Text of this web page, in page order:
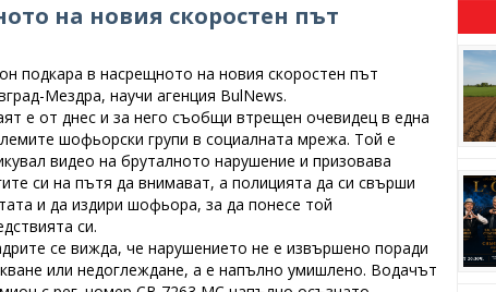
на новия скоростен път
подкара в насрещното на новия скоростен път
Мездра, научи агенция BulNews.
е от днес и за него съобщи втрещен очевидец в една
шофьорски групи в социалната мрежа. Той е
видео на бруталното нарушение и призовава
си на пътя да внимават, а полицията да си свърши
и да издири шофьора, за да понесе той
си.
се вижда, че нарушението не е извършено поради
или недоглеждане, а е напълно умишлено. Водачът